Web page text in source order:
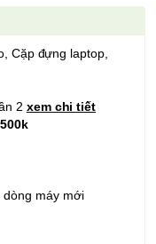
Cặp đựng laptop,
2 xem chi tiết
dòng máy mới